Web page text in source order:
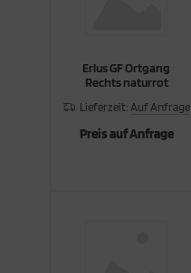
Erlus GF Ortgang
Rechts naturrot
Lieferzeit: Auf Anfrage
Preis auf Anfrage